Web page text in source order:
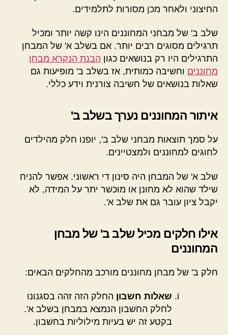
החיצוני ולאחר מכן מסורות לתלמידים.
שלב ב' של מבחני המחוננים הינו קשה יותר ומכיל
תרגילים מסוגים רבים יותר. אם בשלב א' של המבחן
התרגילים היו רק בנושאים כגון הבנת הנקרא מבחן
מחוננים וחשיבה כמותית, אז בשלב ב' מופיעות גם
שאלות בנושאים של חשיבה צורנית וידע כללי.
איתור המחוננים נערך בשלב ב'
על סמך תוצאות מבחני שלב ב', יופנו חלק מהילדים
לחוגים למחוננים ולמצטיינים.
שלב א' של המבחן היה סינון די ראשוני. אפשר להניח
שילד שהוא לא מחונן או מוכשר יתר על המידה, לא
יקבל ציון עובר גם את שלב א'.
אילו חלקים מכיל שלב ב' של מבחן
המחוננים
חלק ב' של מבחן מחוננים מורכב מהחלקים הבאים:
שאלות חשבון החלק הזה זהה בסגנונו
לחלק החשבון הנמצא במבחן בשלב א'.
בקטע זה יש בעיות מילוליות בחשבון.